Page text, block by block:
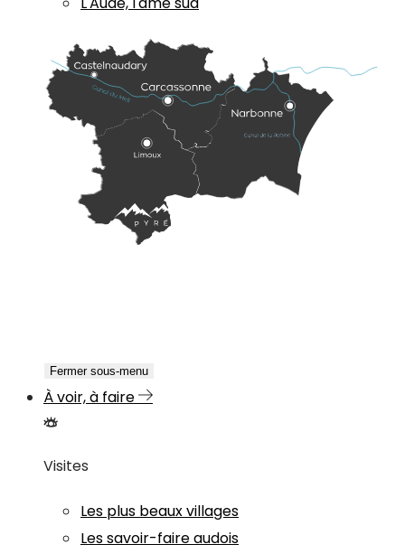
Fermer sous-menu
À voir, à faire
Visites
Les plus beaux villages
Les savoir-faire audois